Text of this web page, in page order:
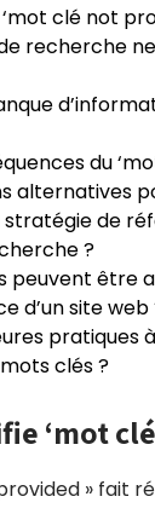
clé not
recherche
du
alternatives
de
?
peuvent être
d’un site web
pratiques
clés ?
‘mot
» fait